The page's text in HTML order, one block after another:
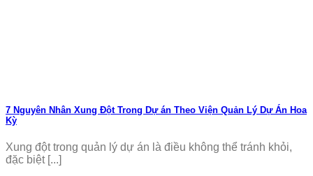
7 Nguyên Nhân Xung Đột Trong Dự án Theo Viện Quản Lý Dự Án Hoa
Kỳ
Xung đột trong quản lý dự án là điều không thể tránh khỏi,
đặc biệt [...]